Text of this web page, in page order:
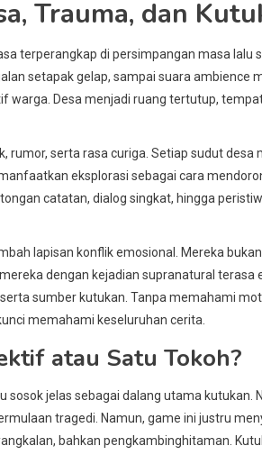
Trauma, dan
terperangkap di persimpangan masa lalu
setapak gelap, sampai suara ambience
warga. Desa menjadi ruang tertutup,
rumor, serta rasa curiga. Setiap sudut
eksplorasi sebagai cara
catatan, dialog singkat, hingga
lapisan konflik emosional. Mereka
dengan kejadian supranatural
sumber kutukan. Tanpa memahami
memahami keseluruhan cerita.
atau Satu Tokoh?
jelas sebagai dalang utama kutukan.
tragedi. Namun, game ini justru
bahkan pengkambinghitaman.